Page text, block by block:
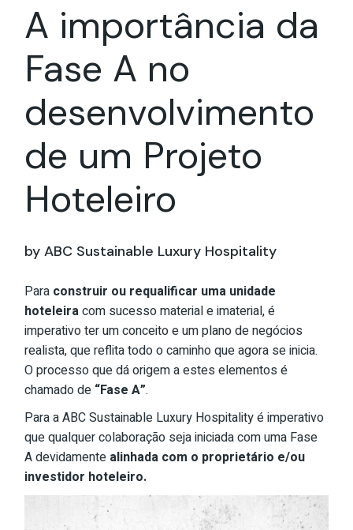
A importância da
Fase A no
desenvolvimento
de um Projeto
Hoteleiro
by ABC Sustainable Luxury Hospitality
Para construir ou requalificar uma unidade
hoteleiracom sucesso material e imaterial, é
imperativo ter um conceito e um plano de negócios
realista, que reflita todo o caminho que agora se inicia.
O processo que dá origem a estes elementos é
chamado de “Fase A”.
Para a ABC Sustainable Luxury Hospitality é imperativo
que qualquer colaboração seja iniciada com uma Fase
A devidamente alinhada com o proprietário e/ou
investidor hoteleiro.